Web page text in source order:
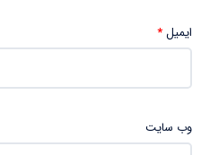
ایمیل*
وب‌ سایت